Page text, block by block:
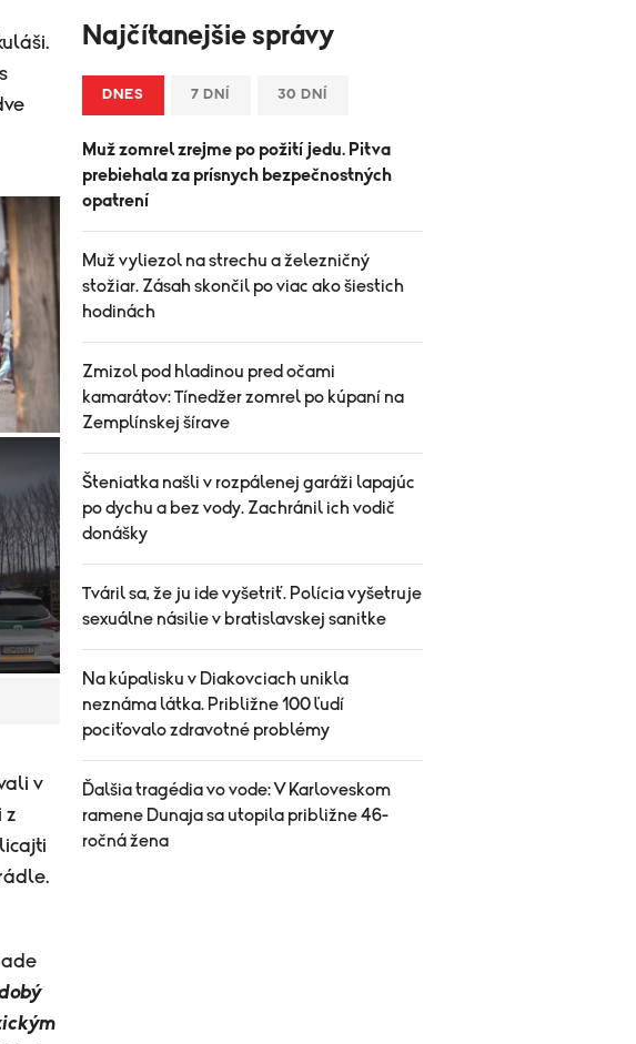
v
z
Najčítanejšie správy
DNES 7 DNÍ 30 DNÍ
Muž zomrel zrejme po požití jedu. Pitva
prebiehala za prísnych bezpečnostných
opatrení
Muž vyliezol na strechu a železničný
stožiar. Zásah skončil po viac ako šiestich
hodinách
Zmizol pod hladinou pred očami
kamarátov: Tínedžer zomrel po kúpaní na
Zemplínskej šírave
Šteniatka našli v rozpálenej garáži lapajúc
po dychu a bez vody. Zachránil ich vodič
donášky
Tváril sa, že ju ide vyšetriť. Polícia vyšetruje
sexuálne násilie v bratislavskej sanitke
Na kúpalisku v Diakovciach unikla
neznáma látka. Približne 100 ľudí
pociťovalo zdravotné problémy
Ďalšia tragédia vo vode: V Karloveskom
ramene Dunaja sa utopila približne 46-
ročná žena